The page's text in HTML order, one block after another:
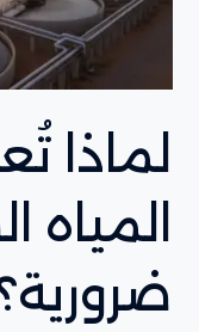
لماذا
المياه